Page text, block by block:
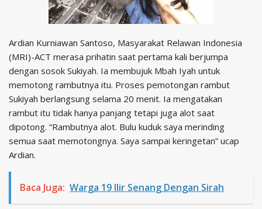
Ardian Kurniawan Santoso, Masyarakat Relawan Indonesia
(MRI)-ACT merasa prihatin saat pertama kali berjumpa
dengan sosok Sukiyah. Ia membujuk Mbah Iyah untuk
memotong rambutnya itu. Proses pemotongan rambut
Sukiyah berlangsung selama 20 menit. Ia mengatakan
rambut itu tidak hanya panjang tetapi juga alot saat
dipotong. “Rambutnya alot. Bulu kuduk saya merinding
semua saat memotongnya. Saya sampai keringetan” ucap
Ardian.
Baca Juga: Warga 19 Ilir Senang Dengan Sirah